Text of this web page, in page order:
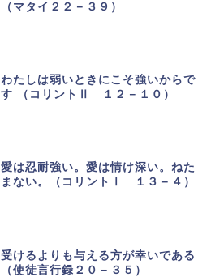
（マタイ２２－３９）
わたしは弱いときにこそ強いからで
す （コリントⅡ １２－１０）
愛は忍耐強い。愛は情け深い。ねた
まない。（コリントⅠ １３－４）
受けるよりも与える方が幸いである
（使徒言行録２０－３５）